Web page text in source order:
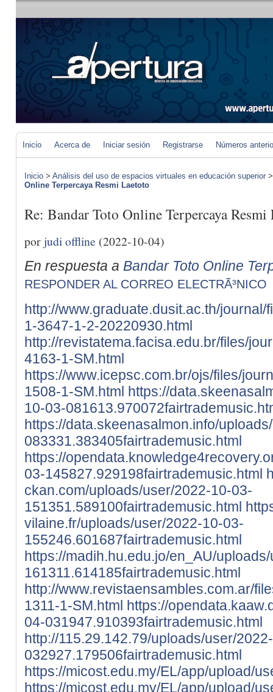
Inicio Acerca de Iniciar sesión Registrarse Números
Inicio > Análisis del uso de espacios virtuales en educación superior
Online Terpercaya Resmi Laetoto
Re: Bandar Toto Online Terpercaya Resmi
porjudi offline (2022-10-04)
En respuesta a Bandar Toto Online
RESPONDER AL CORREO ELECTRÃ³NICO
http://www.graduate.dusit.ac.th/
1-3647-1-2-20220930.html
http://revistatema.facisa.edu.br/files/
4163-1-SM.html
https://www.icepsc.com.br/ojs/files/
1508-1-SM.html https://
10-03-
https://data.skeenasalmon.info/
083331.383405fairtrademusic.html
https://
03-145827.929198fairtrademusic.html
ckan.com/uploads/user/2022-10-03-
151351.589100fairtrademusic.html
vilaine.fr/uploads/user/2022-10-03-
155246.601687fairtrademusic.html
https://madih.hu.edu.jo/en_AU/
161311.614185fairtrademusic.html
http://www.revistaensambles.com.ar/
1311-1-SM.html https://
04-031947.910393fairtrademusic.html
http://115.29.142.79/uploads/user/
032927.179506fairtrademusic.html
https://micost.edu.my/EL/app/upload/
https://micost.edu.my/EL/app/upload/